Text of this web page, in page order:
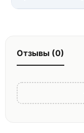
Отзывы (0)